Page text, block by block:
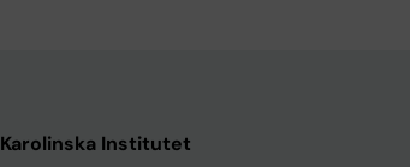
Karolinska Institutet